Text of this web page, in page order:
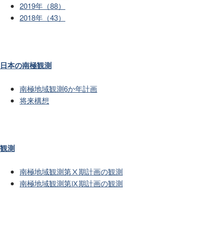
2019年（88）
2018年（43）
日本の南極観測
南極地域観測6か年計画
将来構想
観測
南極地域観測第Ⅹ期計画の観測
南極地域観測第Ⅸ期計画の観測